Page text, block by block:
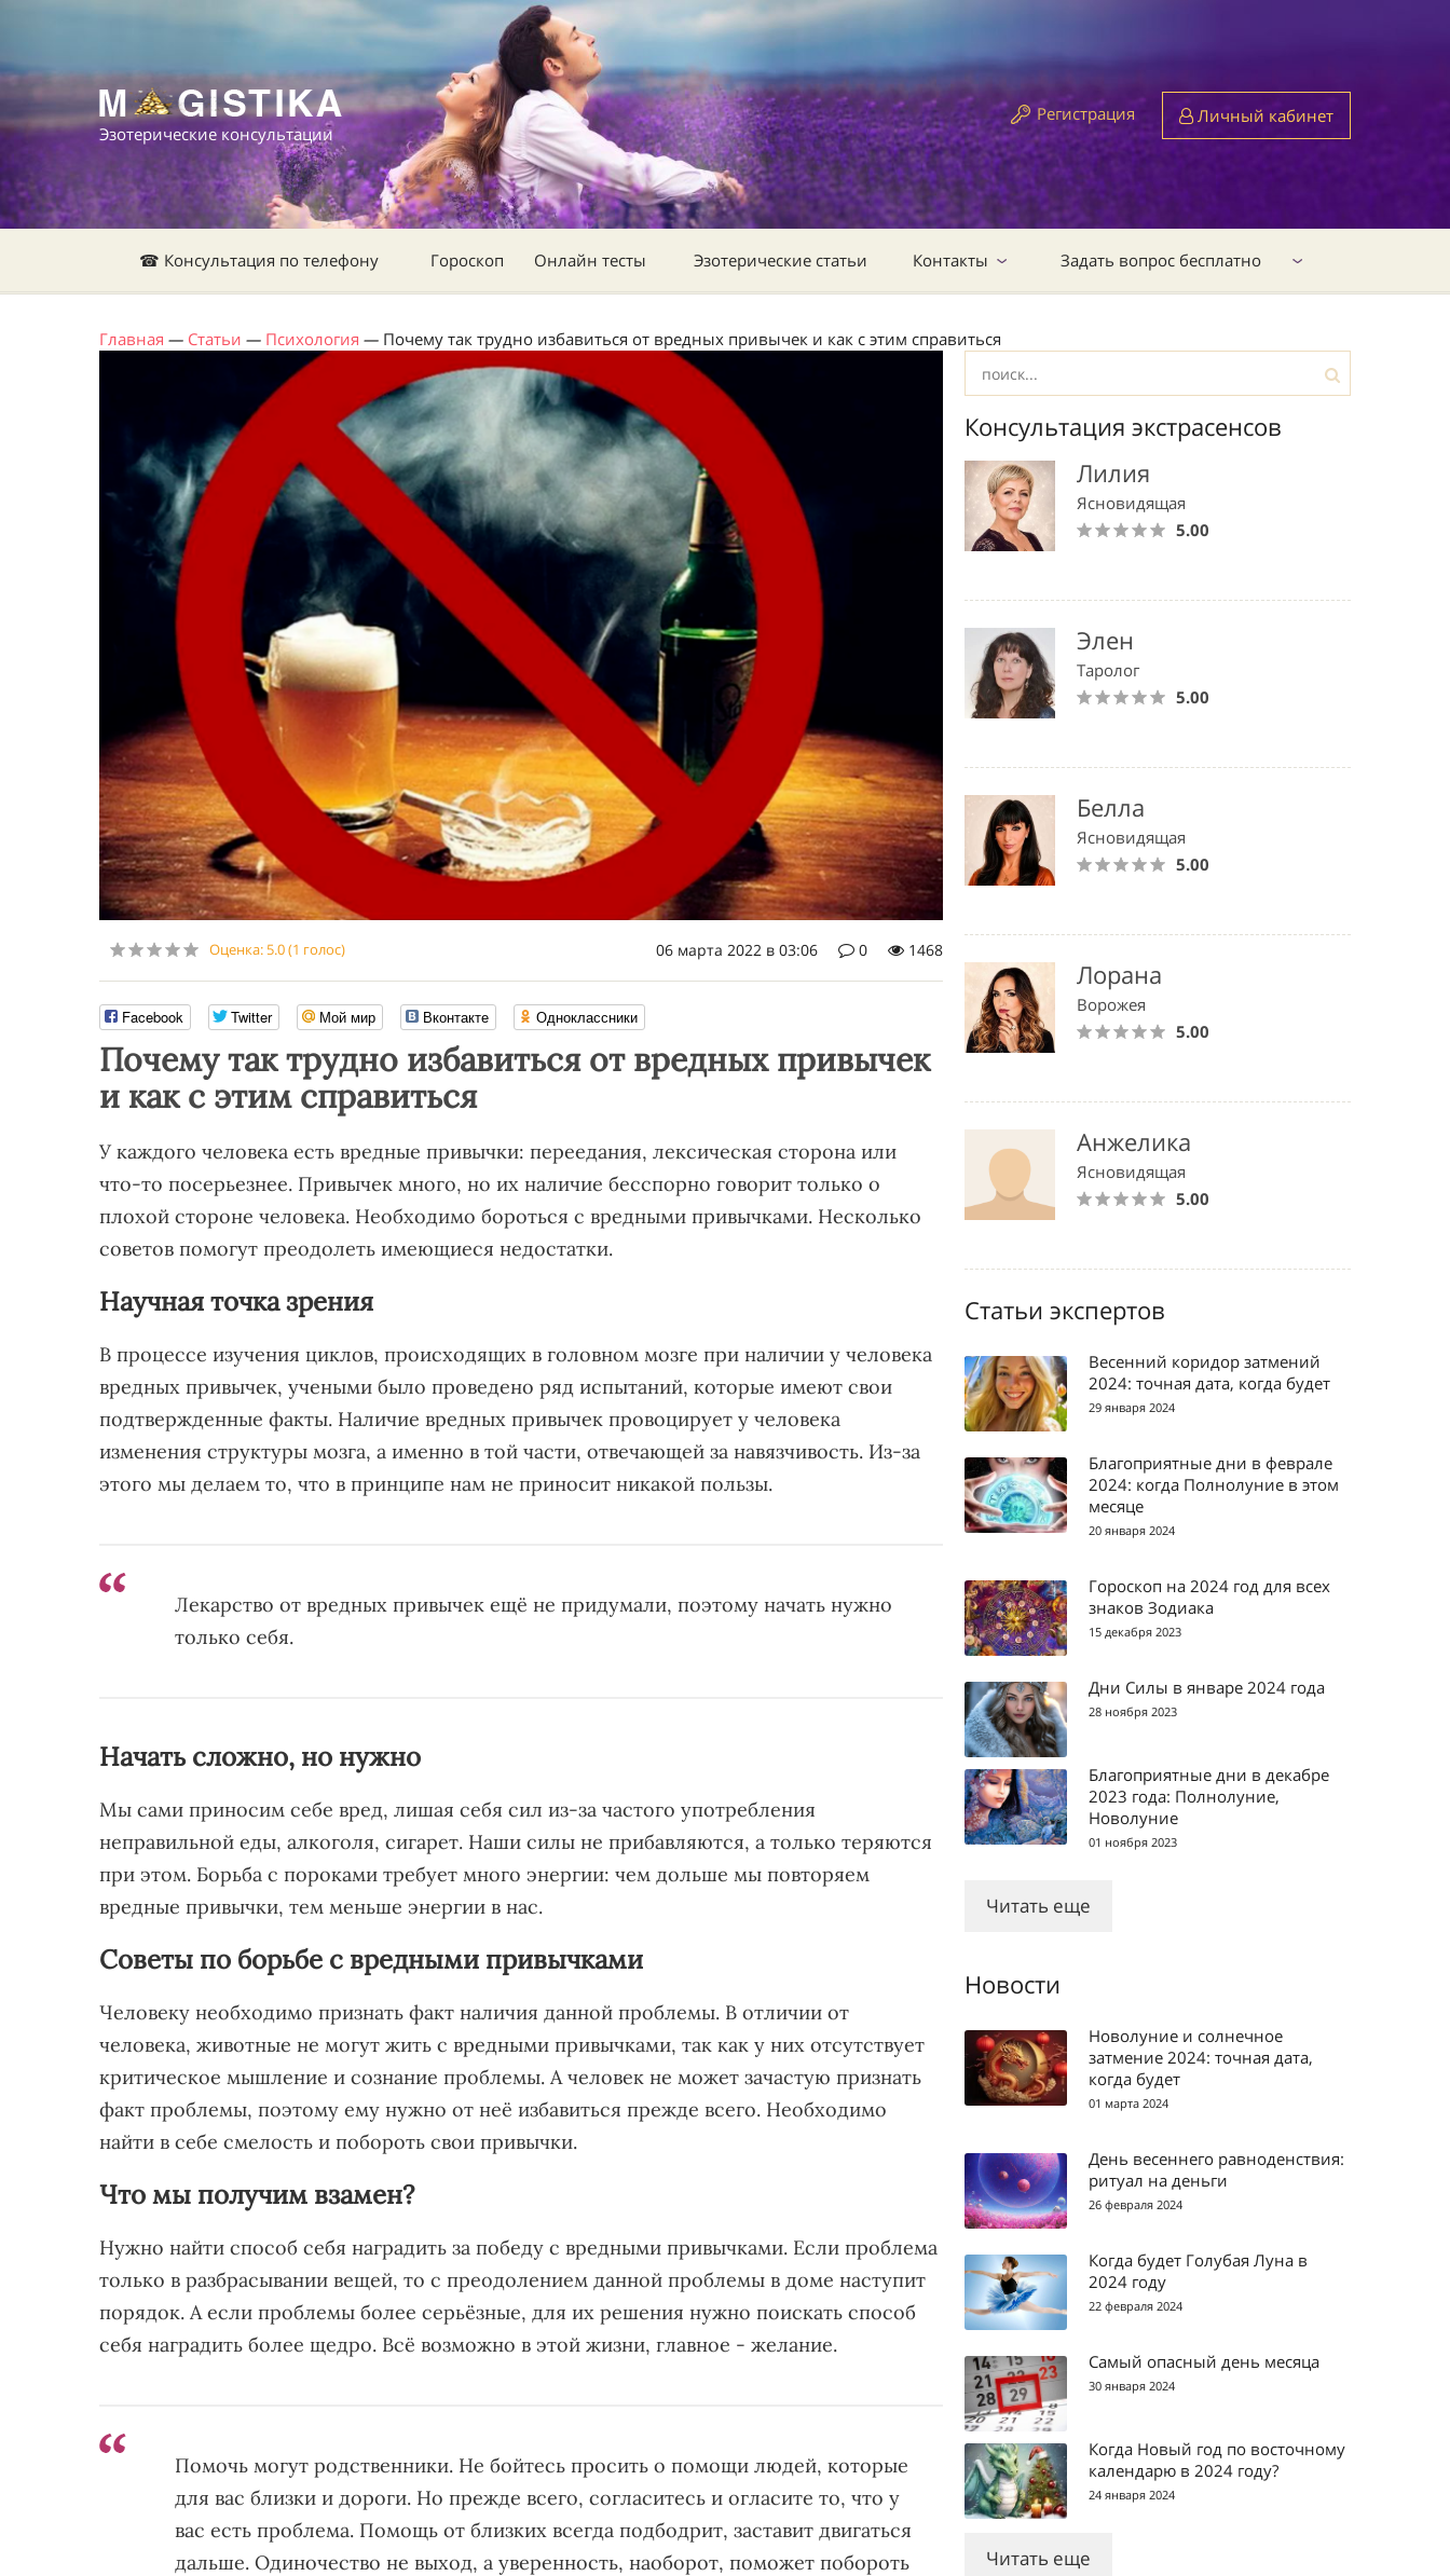
Эзотерические консультации
Регистрация Личный кабинет
☎ Консультация по телефону Гороскоп Онлайн тесты Эзотерические статьи Контакты Задать вопрос бесплатно
Главная — Статьи — Психология — Почему так трудно избавиться от вредных привычек и как с этим справиться
Оценка:5.0(1 голос) 06 марта 2022 в 03:06 0 1468
Facebook Twitter Мой мир Вконтакте Одноклассники
Почему так трудно избавиться от вредных привычек
и как с этим справиться
У каждого человека есть вредные привычки: переедания, лексическая сторона или
что-то посерьезнее. Привычек много, но их наличие бесспорно говорит только о
плохой стороне человека. Необходимо бороться с вредными привычками. Несколько
советов помогут преодолеть имеющиеся недостатки.
Научная точка зрения
В процессе изучения циклов, происходящих в головном мозге при наличии у человека
вредных привычек, учеными было проведено ряд испытаний, которые имеют свои
подтвержденные факты. Наличие вредных привычек провоцирует у человека
изменения структуры мозга, а именно в той части, отвечающей за навязчивость. Из-за
этого мы делаем то, что в принципе нам не приносит никакой пользы.
Лекарство от вредных привычек ещё не придумали, поэтому начать нужно
только себя.
Начать сложно, но нужно
Мы сами приносим себе вред, лишая себя сил из-за частого употребления
неправильной еды, алкоголя, сигарет. Наши силы не прибавляются, а только теряются
при этом. Борьба с пороками требует много энергии: чем дольше мы повторяем
вредные привычки, тем меньше энергии в нас.
Советы по борьбе с вредными привычками
Человеку необходимо признать факт наличия данной проблемы. В отличии от
человека, животные не могут жить с вредными привычками, так как у них отсутствует
критическое мышление и сознание проблемы. А человек не может зачастую признать
факт проблемы, поэтому ему нужно от неё избавиться прежде всего. Необходимо
найти в себе смелость и побороть свои привычки.
Что мы получим взамен?
Нужно найти способ себя наградить за победу с вредными привычками. Если проблема
только в разбрасывании вещей, то с преодолением данной проблемы в доме наступит
порядок. А если проблемы более серьёзные, для их решения нужно поискать способ
себя наградить более щедро. Всё возможно в этой жизни, главное - желание.
Помочь могут родственники. Не бойтесь просить о помощи людей, которые
для вас близки и дороги. Но прежде всего, согласитесь и огласите то, что у
вас есть проблема. Помощь от близких всегда подбодрит, заставит двигаться
дальше. Одиночество не выход, а уверенность, наоборот, поможет побороть
Консультация экстрасенсов
Лилия
Ясновидящая
5.00
Элен
Таролог
5.00
Белла
Ясновидящая
5.00
Лорана
Ворожея
5.00
Анжелика
Ясновидящая
5.00
Статьи экспертов
Весенний коридор затмений
2024: точная дата, когда будет
29 января 2024
Благоприятные дни в феврале
2024: когда Полнолуние в этом
месяце
20 января 2024
Гороскоп на 2024 год для всех
знаков Зодиака
15 декабря 2023
Дни Силы в январе 2024 года
28 ноября 2023
Благоприятные дни в декабре
2023 года: Полнолуние,
Новолуние
01 ноября 2023
Читать еще
Новости
Новолуние и солнечное
затмение 2024: точная дата,
когда будет
01 марта 2024
День весеннего равноденствия:
ритуал на деньги
26 февраля 2024
Когда будет Голубая Луна в
2024 году
22 февраля 2024
Самый опасный день месяца
30 января 2024
Когда Новый год по восточному
календарю в 2024 году?
24 января 2024
Читать еще